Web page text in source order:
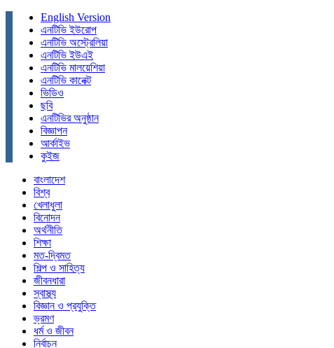
English Version
এনটিভি ইউরোপ
এনটিভি অস্ট্রেলিয়া
এনটিভি ইউএই
এনটিভি মালয়েশিয়া
এনটিভি কানেক্ট
ভিডিও
ছবি
এনটিভির অনুষ্ঠান
বিজ্ঞাপন
আর্কাইভ
কুইজ
বাংলাদেশ
বিশ্ব
খেলাধুলা
বিনোদন
অর্থনীতি
শিক্ষা
মত-দ্বিমত
শিল্প ও সাহিত্য
জীবনধারা
স্বাস্থ্য
বিজ্ঞান ও প্রযুক্তি
ভ্রমণ
ধর্ম ও জীবন
নির্বাচন